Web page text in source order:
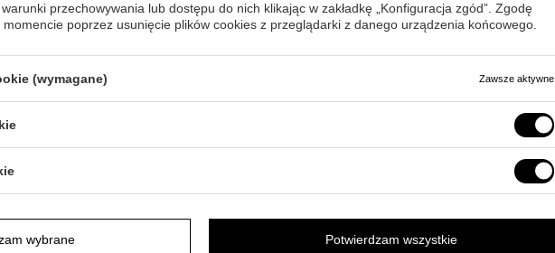
UV
Z TYM TOWAREM
przechowywania lub dostępu do nich klikając w zakładkę „Konfiguracja zgód”. Zgodę
poprzez usunięcie plików cookies z przeglądarki z danego urządzenia końcowego.
(wymagane) Zawsze aktywne
wybrane Potwierdzam wszystkie